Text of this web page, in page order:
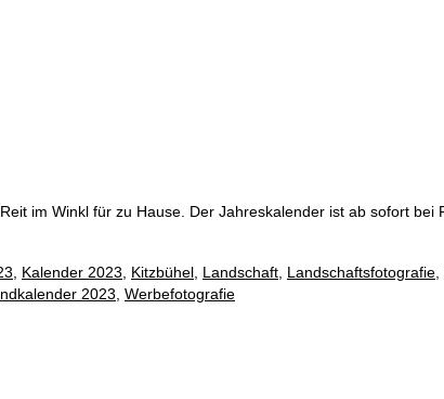
im Winkl für zu Hause. Der Jahreskalender ist ab sofort bei
Kalender 2023 Kitzbühel Landschaft Landschaftsfotografie
2023 Werbefotografie